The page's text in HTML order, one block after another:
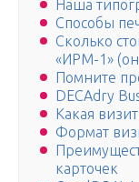
Наша
Способы
Сколько
«ИРМ-1»
Помните
DECAdry
Какая
Формат
карточек